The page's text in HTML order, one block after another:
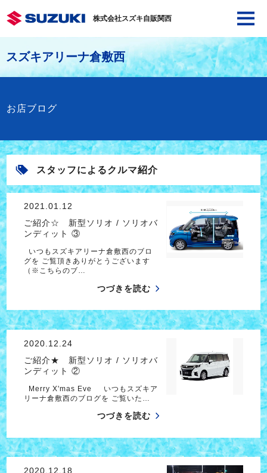
株式会社スズキ自販関西
スズキアリーナ倉敷西
お店ブログ
スタッフによるクルマ紹介
2021.01.12
ご紹介☆ 新型ソリオ / ソリオバ
ンディット ③
いつもスズキアリーナ倉敷西のブロ
グを ご覧頂きありがとうございます
（※こちらのブ…
つづきを読む
2020.12.24
ご紹介★ 新型ソリオ / ソリオバ
ンディット ②
Merry X'mas Eve いつもスズキア
リーナ倉敷西のブログを ご覧いた…
つづきを読む
2020.12.18